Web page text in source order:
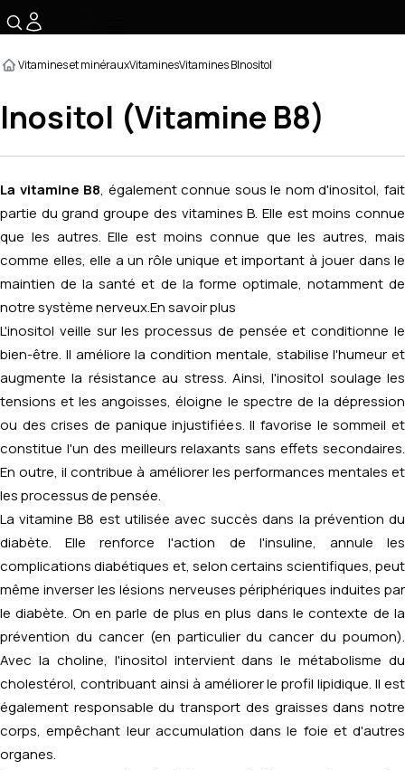
Vitamines et minérauxVitaminesVitamines BInositol
Inositol (Vitamine B8)
La vitamine B8 , également connue sous le nom d'inositol, fait
partie du grand groupe des vitamines B. Elle est moins connue
que les autres. Elle est moins connue que les autres, mais
comme elles, elle a un rôle unique et important à jouer dans le
maintien de la santé et de la forme optimale, notamment de
notre système nerveux. En savoir plus
L'inositol veille sur les processus de pensée et conditionne le
bien-être. Il améliore la condition mentale, stabilise l'humeur et
augmente la résistance au stress. Ainsi, l'inositol soulage les
tensions et les angoisses, éloigne le spectre de la dépression
ou des crises de panique injustifiées. Il favorise le sommeil et
constitue l'un des meilleurs relaxants sans effets secondaires.
En outre, il contribue à améliorer les performances mentales et
les processus de pensée.
La vitamine B8 est utilisée avec succès dans la prévention du
diabète. Elle renforce l'action de l'insuline, annule les
complications diabétiques et, selon certains scientifiques, peut
même inverser les lésions nerveuses périphériques induites par
le diabète. On en parle de plus en plus dans le contexte de la
prévention du cancer (en particulier du cancer du poumon).
Avec la choline, l'inositol intervient dans le métabolisme du
cholestérol, contribuant ainsi à améliorer le profil lipidique. Il est
également responsable du transport des graisses dans notre
corps, empêchant leur accumulation dans le foie et d'autres
organes.